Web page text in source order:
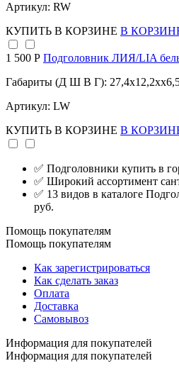
Артикул: RW
КУПИТЬ В КОРЗИНЕ В
1 500 Р Подголовник ЛИЯ/LIA
Габариты (Д Ш В Г):
Артикул: LW
КУПИТЬ В КОРЗИНЕ В
✅ Подголовники купить в
✅ Широкий ассортимент
✅ 13 видов в каталоге
руб.
Помощь покупателям
Помощь покупателям
Как зарегистрироваться
Как сделать заказ
Оплата
Доставка
Самовывоз
Информация для покупателей
Информация для покупателей